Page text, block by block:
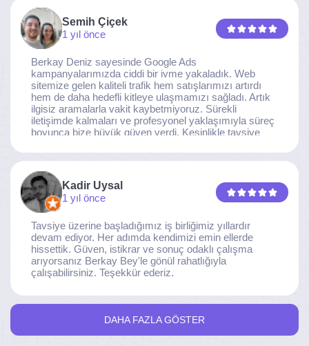
ekibine gönülden teşekkür ederiz.
Semih Çiçek
1 yıl önce
Berkay Deniz sayesinde Google Ads
kampanyalarımızda ciddi bir ivme yakaladık. Web
sitemize gelen kaliteli trafik hem satışlarımızı artırdı
hem de daha hedefli kitleye ulaşmamızı sağladı. Artık
ilgisiz aramalarla vakit kaybetmiyoruz. Sürekli
iletişimde kalmaları ve profesyonel yaklaşımıyla süreç
boyunca bize büyük güven verdi. Kesinlikle tavsiye
Kadir Uysal
1 yıl önce
Tavsiye üzerine başladığımız iş birliğimiz yıllardır
devam ediyor. Her adımda kendimizi emin ellerde
hissettik. Güven, istikrar ve sonuç odaklı çalışma
arıyorsanız Berkay Bey'le gönül rahatlığıyla
çalışabilirsiniz. Teşekkür ederiz.
DAHA FAZLA GÖSTER